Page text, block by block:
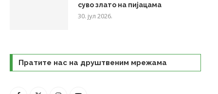
суво злато на пијацама
30. јул 2026.
Пратите нас на друштвеним мрежама